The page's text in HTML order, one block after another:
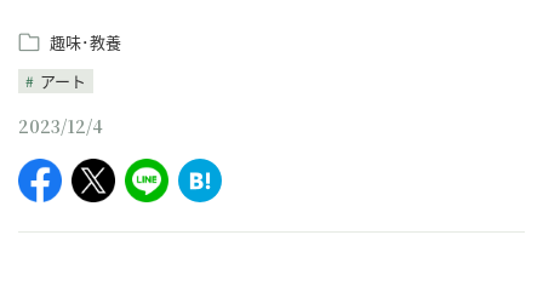
趣味･教養
アート
2023/12/4